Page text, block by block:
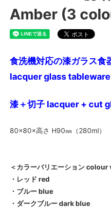
Amber (3
食洗機対応の漆ガラス
lacquer glass tableware
漆＋切子 lacquer + cut
80×80×高さ H90㎜（280ml）
＜カラーバリエーション
・レッド red
・ブルー blue
・ダークブルー dark blue